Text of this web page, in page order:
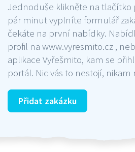
Jednoduše klikněte na tlačítko
pár minut vyplníte formulář
čekáte na první nabídky.
profil na www.vyresmito.cz ,
aplikace Vyřešmito, kam se
portál. Nic vás to nestojí,
Přidat zakázku